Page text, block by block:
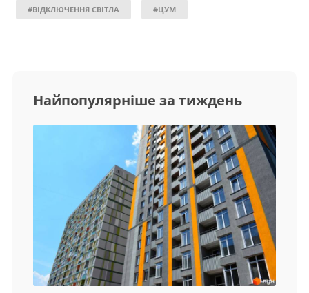
#ВІДКЛЮЧЕННЯ СВІТЛА #ЦУМ
Найпопулярніше за тиждень